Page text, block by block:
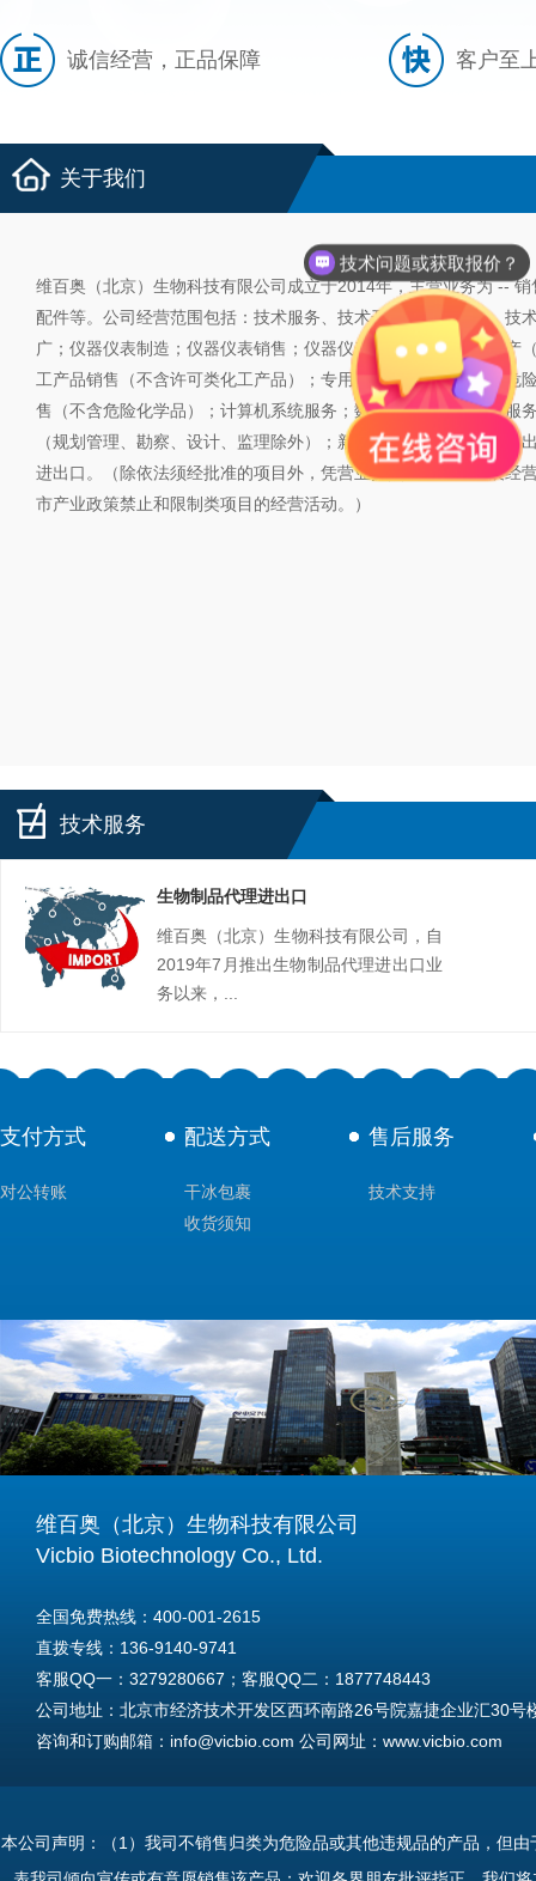
诚信经营，正品保障 客户至
关于我们
维百奥（北京）生物科技有限公司成立于2014年，主营业务为 --
配件等。公司经营范围包括：技术服务、技术开发、技术咨询、技
广；仪器仪表制造；仪器仪表销售；仪器仪表修理；化工产品生产
工产品销售（不含许可类化工产品）；专用化学产品制造（不含危
售（不含危险化学品）；计算机系统服务；数据处理和存储支持服
（规划管理、勘察、设计、监理除外）；新材料技术推广服务；进
进出口。（除依法须经批准的项目外，凭营业执照依法自主开展经
市产业政策禁止和限制类项目的经营活动。）
技术服务
生物制品代理进出口
维百奥（北京）生物科技有限公司，自
2019年7月推出生物制品代理进出口业
务以来，...
支付方式
对公转账
配送方式
干冰包裹
收货须知
售后服务
技术支持
维百奥（北京）生物科技有限公司
Vicbio Biotechnology Co., Ltd.
全国免费热线：400-001-2615
直拨专线：136-9140-9741
客服QQ一：3279280667；客服QQ二：1877748443
公司地址：北京市经济技术开发区西环南路26号院嘉捷企业汇30号
咨询和订购邮箱：info@vicbio.com 公司网址：www.vicbio.com
Tel: +86-13691409741
本公司声明：（1）我司不销售归类为危险品或其他违规品的产品，但
技术问题或获取报价？